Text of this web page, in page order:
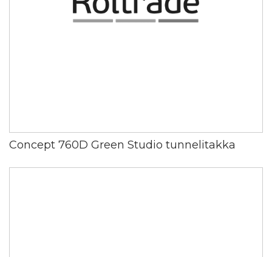
Concept 760D Green Studio tunnelitakka